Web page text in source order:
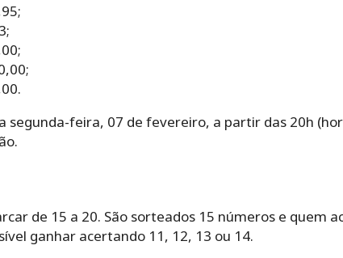
segunda-feira, 07 de fevereiro, a partir das 20h
‌de‌ ‌15‌ ‌a‌ ‌20.‌ ‌São ‌sorteados‌ ‌15‌ ‌números e quem‌
‌ganhar‌ ‌acertando‌ ‌11,‌ ‌12,‌ ‌13‌ ‌ou‌ ‌14.‌